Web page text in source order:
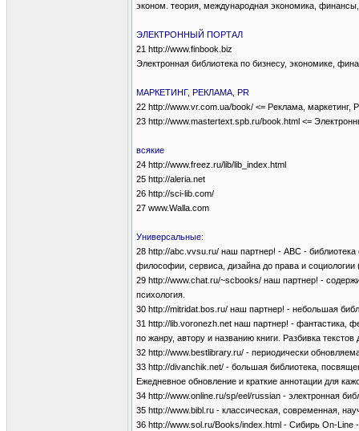
эконом. теория, международная экономика,
ЭЛЕКТРОННЫЙ ПОРТАЛ
21 http://www.finbook.biz
Электронная библиотека по бизнесу, экономике,
МАРКЕТИНГ, РЕКЛАМА, PR
22 http://www.vr.com.ua/book/ <= Реклама, маркетинг,
23 http://www.mastertext.spb.ru/book.html <=
всякие
24 http://www.freez.ru/lib/lib_index.html
25 http://aleria.net
26 http://sci-lib.com/
27 www.Walla.com
Универсальные:
28 http://abc.vvsu.ru/ наш партнер! - ABC -
философии, сервиса, дизайна до права и
29 http://www.chat.ru/~scbooks/ наш партнер! -
психология.
30 http://mitridat.bos.ru/ наш партнер! - небольшая
31 http://lib.voronezh.net наш партнер! - фантастика,
по жанру, автору и названию книги. Разбивка
32 http://www.bestlibrary.ru/ - периодически
33 http://divanchik.net/ - большая библиотека,
Ежедневное обновление и краткие аннотации для
34 http://www.online.ru/sp/eel/russian - электронная
35 http://www.bibl.ru - классическая, современная,
36 http://www.sol.ru/Books/index.html - Сибирь On-